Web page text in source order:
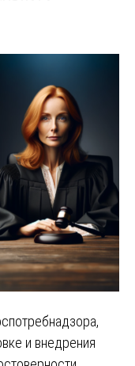
и внедрения